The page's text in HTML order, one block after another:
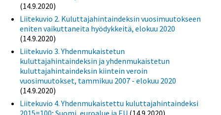
(14.9.2020)
Liitekuvio 2. Kuluttajahintaindeksin vuosimuutokseen
eniten vaikuttaneita hyödykkeitä, elokuu 2020
(14.9.2020)
Liitekuvio 3. Yhdenmukaistetun
kuluttajahintaindeksin ja yhdenmukaistetun
kuluttajahintaindeksin kiintein veroin
vuosimuutokset, tammikuu 2007 - elokuu 2020
(14.9.2020)
Liitekuvio 4. Yhdenmukaistettu kuluttajahintaindeksi